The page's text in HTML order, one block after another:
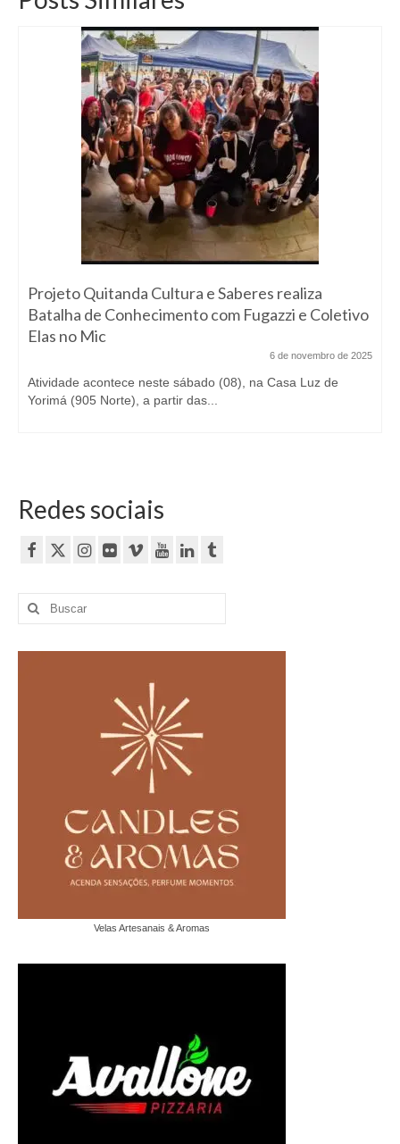
Projeto Quitanda Cultura e Saberes realiza
Batalha de Conhecimento com Fugazzi e Coletivo
Elas no Mic
6 de novembro de 2025
Atividade acontece neste sábado (08), na Casa Luz de
Yorimá (905 Norte), a partir das...
Redes sociais
Buscar
por:
Velas Artesanais & Aromas